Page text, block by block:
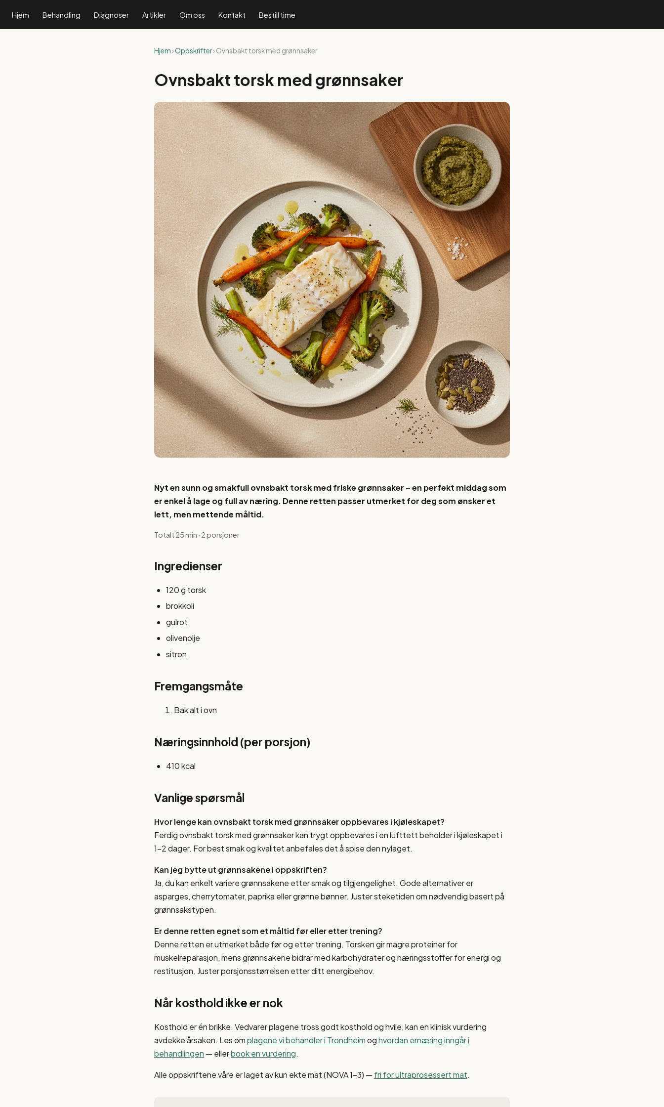
Hjem Behandling Diagnoser Artikler Om oss Kontakt Bestill time
Hjem›Oppskrifter› Ovnsbakt torsk med grønnsaker
Ovnsbakt torsk med grønnsaker
Nyt en sunn og smakfull ovnsbakt torsk med friske grønnsaker – en perfekt middag som
er enkel å lage og full av næring. Denne retten passer utmerket for deg som ønsker et
lett, men mettende måltid.
Totalt 25 min · 2 porsjoner
Ingredienser
120 g torsk
brokkoli
gulrot
olivenolje
sitron
Fremgangsmåte
Bak alt i ovn
Næringsinnhold (per porsjon)
410 kcal
Vanlige spørsmål
Hvor lenge kan ovnsbakt torsk med grønnsaker oppbevares i kjøleskapet?
Ferdig ovnsbakt torsk med grønnsaker kan trygt oppbevares i en lufttett beholder i kjøleskapet i
1-2 dager. For best smak og kvalitet anbefales det å spise den nylaget.
Kan jeg bytte ut grønnsakene i oppskriften?
Ja, du kan enkelt variere grønnsakene etter smak og tilgjengelighet. Gode alternativer er
asparges, cherrytomater, paprika eller grønne bønner. Juster steketiden om nødvendig basert på
grønnsakstypen.
Er denne retten egnet som et måltid før eller etter trening?
Denne retten er utmerket både før og etter trening. Torsken gir magre proteiner for
muskelreparasjon, mens grønnsakene bidrar med karbohydrater og næringsstoffer for energi og
restitusjon. Juster porsjonsstørrelsen etter ditt energibehov.
Når kosthold ikke er nok
Kosthold er én brikke. Vedvarer plagene tross godt kosthold og hvile, kan en klinisk vurdering
avdekke årsaken. Les omplagene vi behandler i Trondheimoghvordan ernæring inngår i
behandlingen — ellerbook en vurdering.
Alle oppskriftene våre er laget av kun ekte mat (NOVA 1–3) — fri for ultraprosessert mat.